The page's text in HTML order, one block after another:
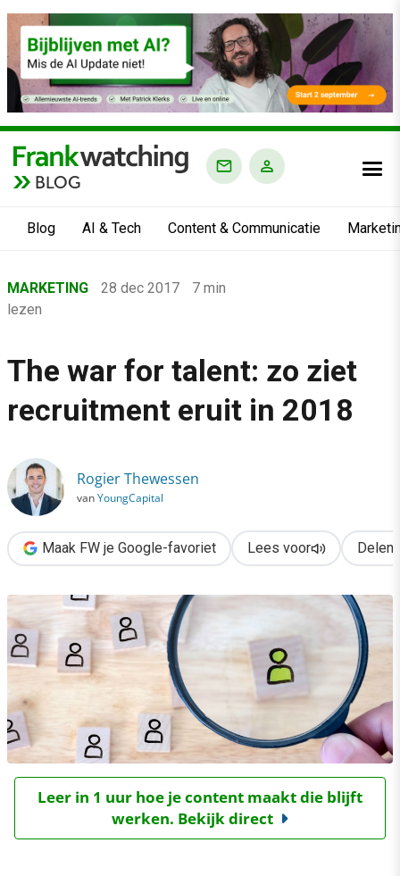
BLOG
Blog AI & Tech Content & Communicatie
›
Marketing
›
MARKETING 28 dec 2017
7 min
lezen
The war for talent: zo ziet
recruitment eruit in 2018
Rogier Thewessen
vanYoungCapital
Maak FW je Google-favoriet Lees voor Delen
Leer in 1 uur hoe je content maakt die blijft
werken. Bekijk direct